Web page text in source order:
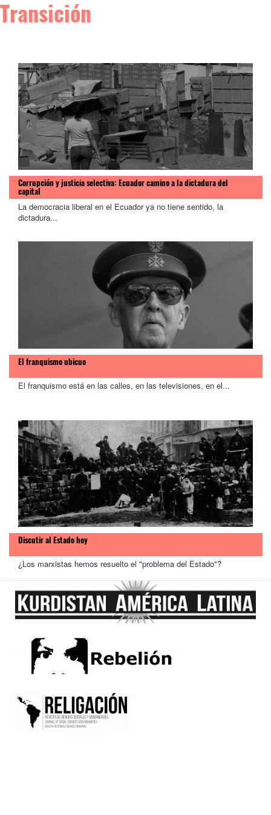
Transición
Corrupción y justicia selectiva: Ecuador camino a la dictadura del
capital
La democracia liberal en el Ecuador ya no tiene sentido, la
dictadura...
El franquismo ubicuo
El franquismo está en las calles, en las televisiones, en el...
Discutir al Estado hoy
¿Los marxistas hemos resuelto el "problema del Estado"?